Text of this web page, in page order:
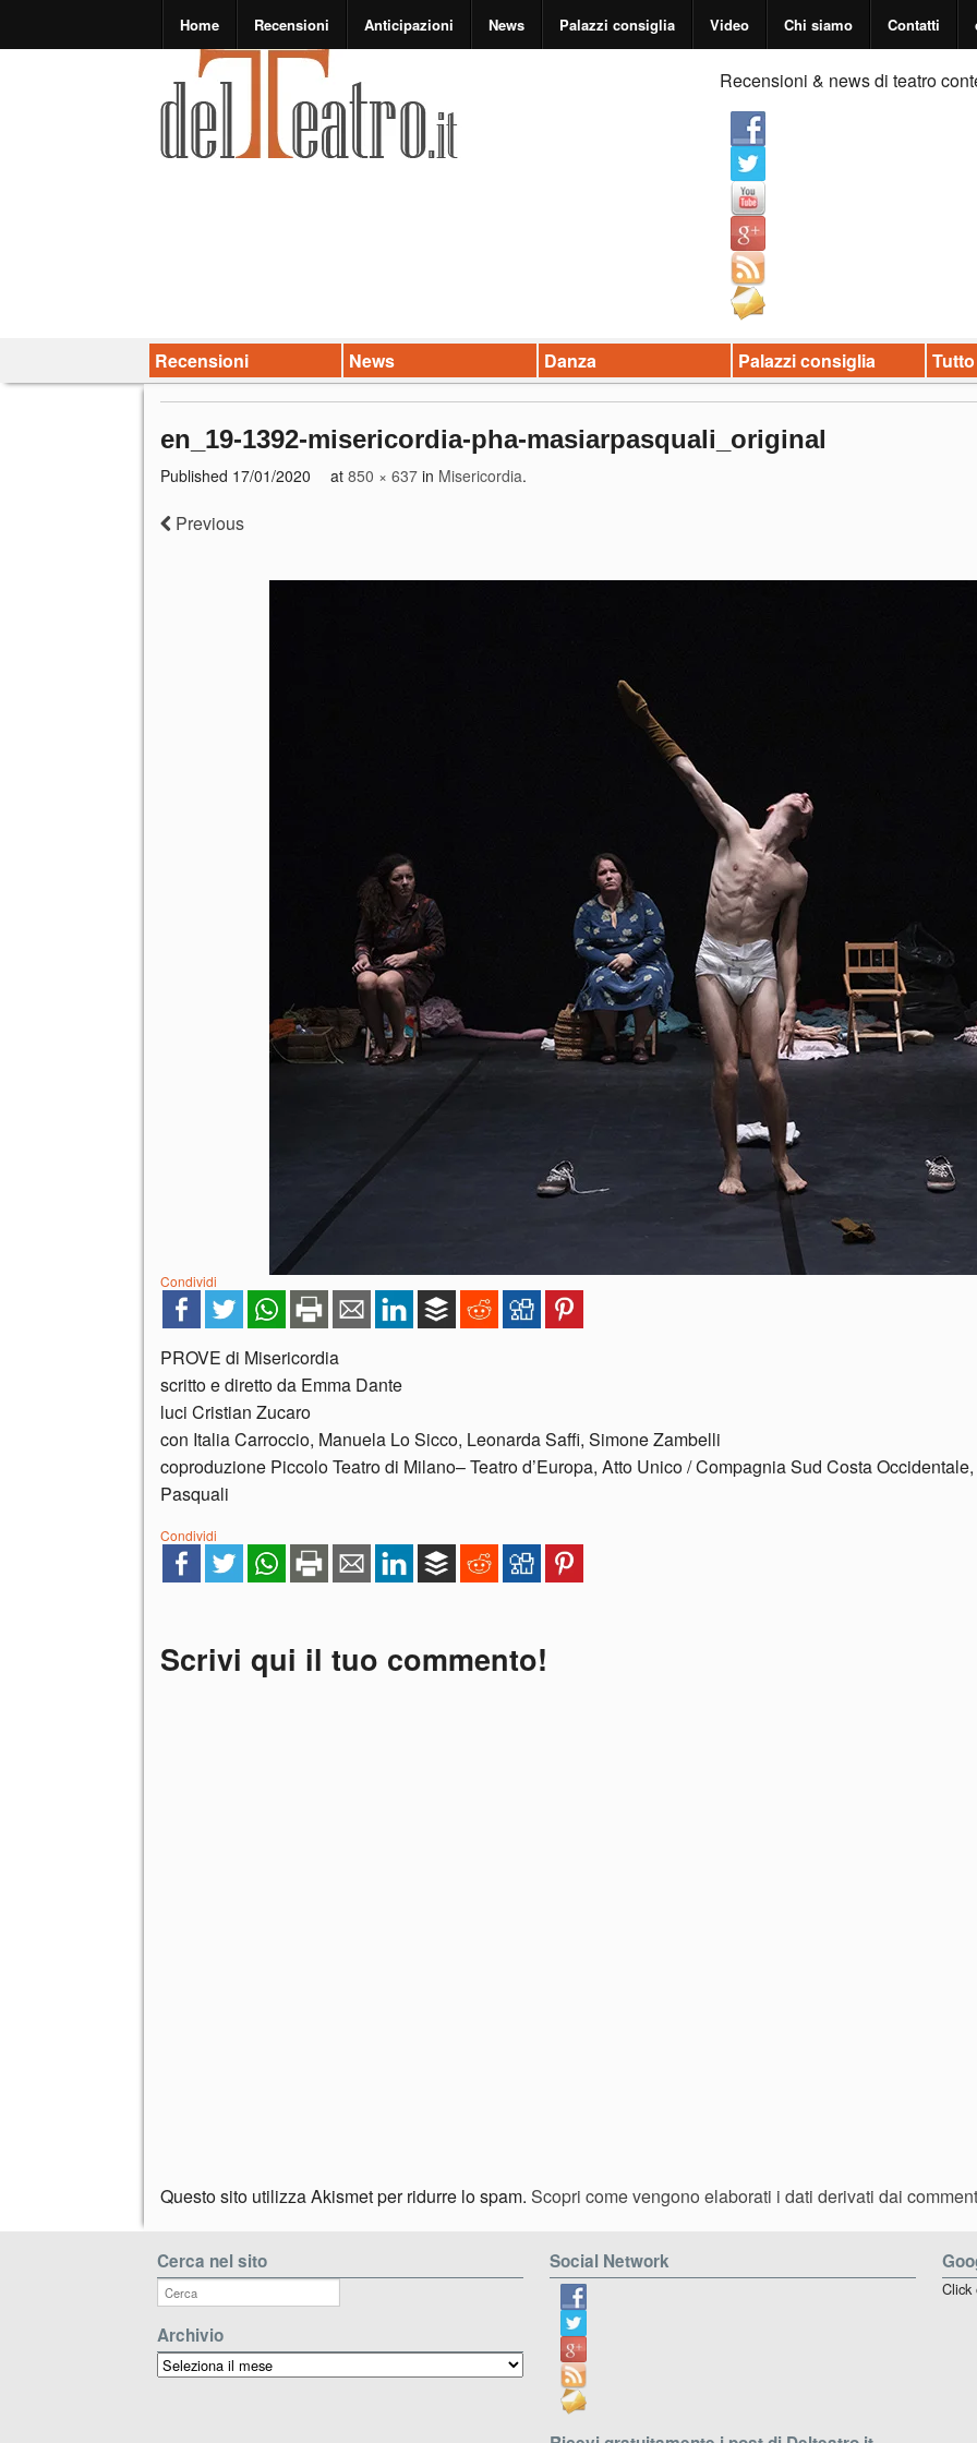
Home Recensioni Anticipazioni News Palazzi consiglia Video Chi siamo Contatti
Recensioni & news di teatro
Recensioni News Danza Palazzi consiglia
en_19-1392-misericordia-pha-masiarpasquali_original
Published 17/01/2020 at 850 × 637 in Misericordia.
Previous
Condividi
PROVE di Misericordia
scritto e diretto da Emma Dante
luci Cristian Zucaro
con Italia Carroccio, Manuela Lo Sicco, Leonarda Saffi, Simone Zambelli
coproduzione Piccolo Teatro di Milano– Teatro d’Europa, Atto Unico / Compagnia Sud Costa
Pasquali
Condividi
Scrivi qui il tuo commento!
Questo sito utilizza Akismet per ridurre lo spam. Scopri come vengono elaborati i dati derivati dai
Cerca nel sito
Archivio
Archivio
Social Network
Click